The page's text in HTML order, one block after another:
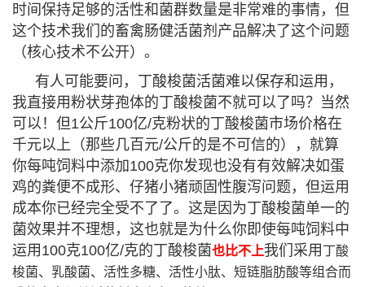
时间保持足够的活性和菌群数量是非常难的事情，但
这个技术我们的畜禽肠健活菌剂产品解决了这个问题
（核心技术不公开）。
有人可能要问，丁酸梭菌活菌难以保存和运用，
我直接用粉状芽孢体的丁酸梭菌不就可以了吗？当然
可以！但1公斤100亿/克粉状的丁酸梭菌市场价格在
千元以上（那些几百元/公斤的是不可信的），就算
你每吨饲料中添加100克你发现也没有有效解决如蛋
鸡的粪便不成形、仔猪小猪顽固性腹泻问题，但运用
成本你已经完全受不了了。这是因为丁酸梭菌单一的
菌效果并不理想，这也就是为什么你即使每吨饲料中
运用100克100亿/克的丁酸梭菌也比不上我们采用 丁酸
梭菌、乳酸菌、活性多糖、活性小肽、短链脂肪酸等组合而